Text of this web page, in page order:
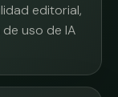
editorial,
uso de IA